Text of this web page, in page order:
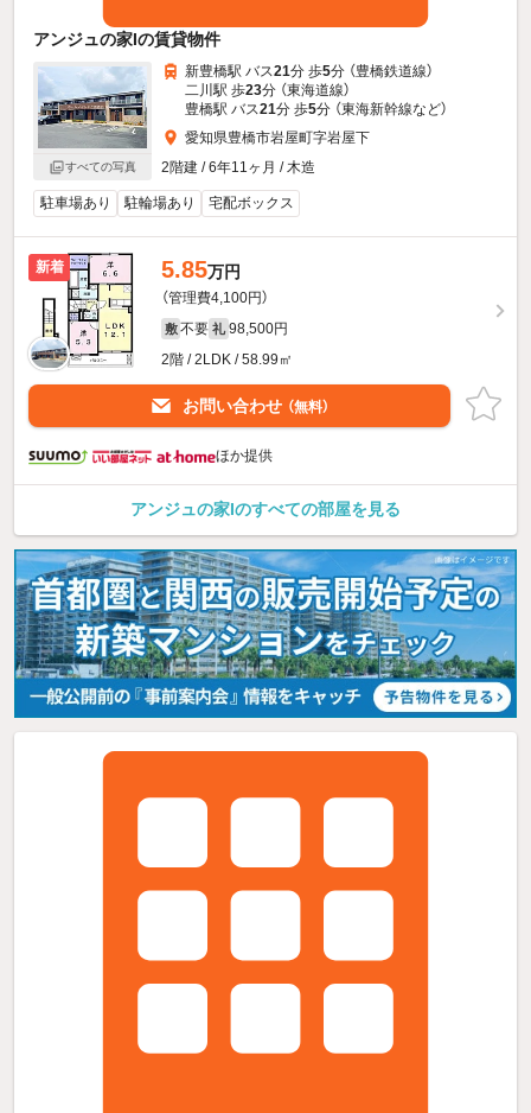
アンジュの家Iの賃貸物件
すべての写真
新豊橋駅 バス21分 歩5分 （豊橋鉄道線）
二川駅 歩23分 （東海道線）
豊橋駅 バス21分 歩5分 （東海新幹線など）
愛知県豊橋市岩屋町字岩屋下
2階建 / 6年11ヶ月 / 木造
駐車場あり 駐輪場あり 宅配ボックス
新着 5.85万円
（管理費4,100円）
敷 不要 礼 98,500円
2階 / 2LDK / 58.99㎡
お問い合わせ （無料）
ほか提供
アンジュの家Iのすべての部屋を見る